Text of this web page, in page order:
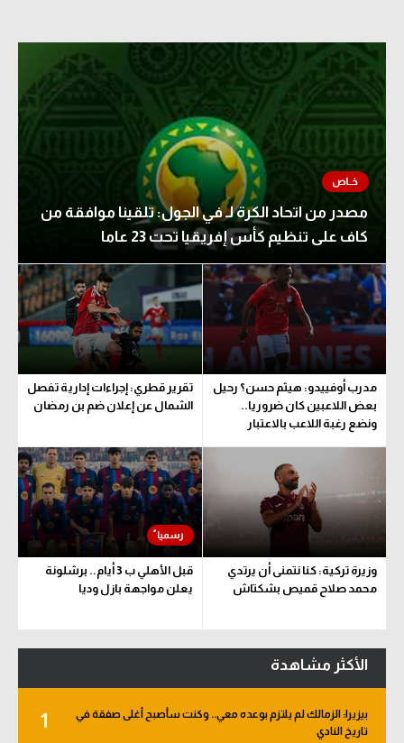
مصدر من اتحاد الكرة لـ في الجول: تلقينا موافقة من
كاف على تنظيم كأس إفريقيا تحت 23 عاما
مدرب أوفييدو: هيثم حسن؟ رحيل
بعض اللاعبين كان ضروريا..
ونضع رغبة اللاعب بالاعتبار
تقرير قطري: إجراءات إدارية تفصل
الشمال عن إعلان ضم بن رمضان
وزيرة تركية: كنا نتمنى أن يرتدي
محمد صلاح قميص بشكتاش
قبل الأهلي ب 3 أيام.. برشلونة
يعلن مواجهة بازل وديا
الأكثر مشاهدة
1
بيزيرا: الزمالك لم يلتزم بوعده معي.. وكنت سأصبح أغلى صفقة في
تاريخ النادي